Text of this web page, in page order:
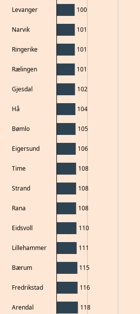
Levanger
Narvik
Ringerike
Rælingen
Gjesdal
Hå
Bømlo
Eigersund
Time
Strand
Rana
Eidsvoll
Lillehammer
Bærum
Fredrikstad
Arendal
100
101
101
101
102
104
105
106
108
108
108
110
111
115
116
118